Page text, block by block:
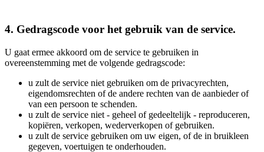
4. Gedragscode voor het gebruik van de service.
U gaat ermee akkoord om de service te gebruiken in
overeenstemming met de volgende gedragscode:
u zult de service niet gebruiken om de privacyrechten,
eigendomsrechten of de andere rechten van de aanbieder of
van een persoon te schenden.
u zult de service niet - geheel of gedeeltelijk - reproduceren,
kopiëren, verkopen, wederverkopen of gebruiken.
u zult de service gebruiken om uw eigen, of de in bruikleen
gegeven, voertuigen te onderhouden.